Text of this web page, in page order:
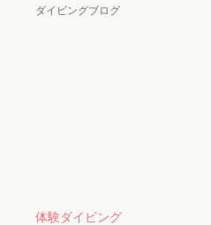
ダイビングブログ
体験ダイビング